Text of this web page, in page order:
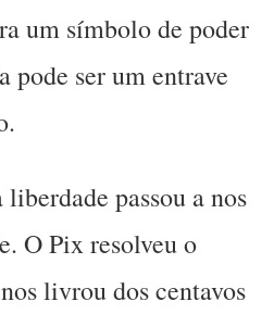
um símbolo de poder
pode ser um entrave
passou a nos
O Pix resolveu o
livrou dos centavos